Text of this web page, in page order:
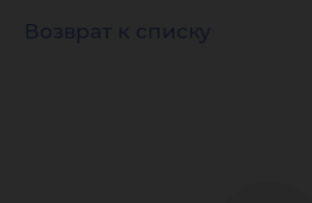
Возврат к списку